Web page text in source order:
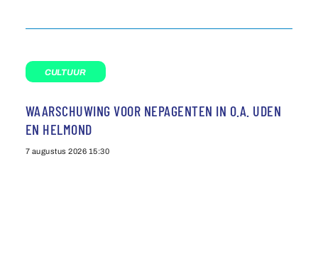
CULTUUR
WAARSCHUWING VOOR NEPAGENTEN IN O.A. UDEN
EN HELMOND
7 augustus 2026 15:30